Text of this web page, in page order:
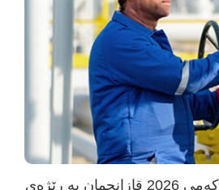
دانە گاز: لە نیوەی یەکەمی 2026 قازانجمان بە رێژەی